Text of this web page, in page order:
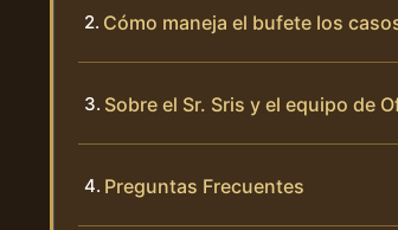
Cómo maneja el bufete los
Sobre el Sr. Sris y el equipo de
Preguntas Frecuentes